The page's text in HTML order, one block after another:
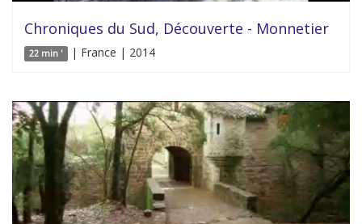
Chroniques du Sud, Découverte - Monnetier
22 min ' | France | 2014